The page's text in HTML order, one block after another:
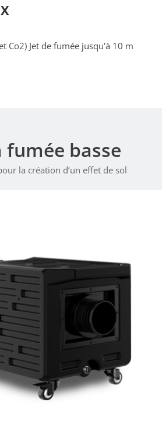
Co2) Jet de fumée jusqu'à 10 m
fumée basse
la création d’un effet de sol